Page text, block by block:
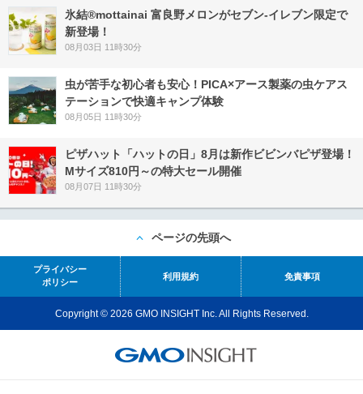
氷結®mottainai 富良野メロンがセブン‐イレブン限定で
新登場！
08月03日 11時30分
虫が苦手な初心者も安心！PICA×アース製薬の虫ケアス
テーションで快適キャンプ体験
08月05日 11時30分
ピザハット「ハットの日」8月は新作ビビンバピザ登場！
Mサイズ810円～の特大セール開催
08月07日 11時30分
ページの先頭へ
プライバシー
ポリシー
利用規約 免責事項
Copyright © 2026 GMO INSIGHT Inc. All Rights Reserved.